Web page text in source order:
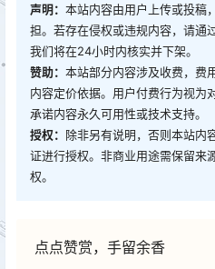
声明： 本站内容由用户上传或投稿
担。若存在侵权或违规内容，请通
我们将在24小时内核实并下架。
赞助： 本站部分内容涉及收费，费
内容定价依据。用户付费行为视为
承诺内容永久可用性或技术支持。
授权： 除非另有说明，否则本站内
证进行授权。非商业用途需保留来
权。
点点赞赏，手留余香